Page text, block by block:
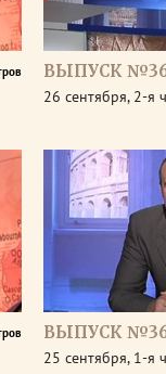
ВЫПУСК
26 сентября, 2-я
ВЫПУСК
25 сентября, 1-я